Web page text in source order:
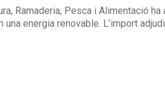
Ramaderia, Pesca i Alimentació
energia renovable. L’import